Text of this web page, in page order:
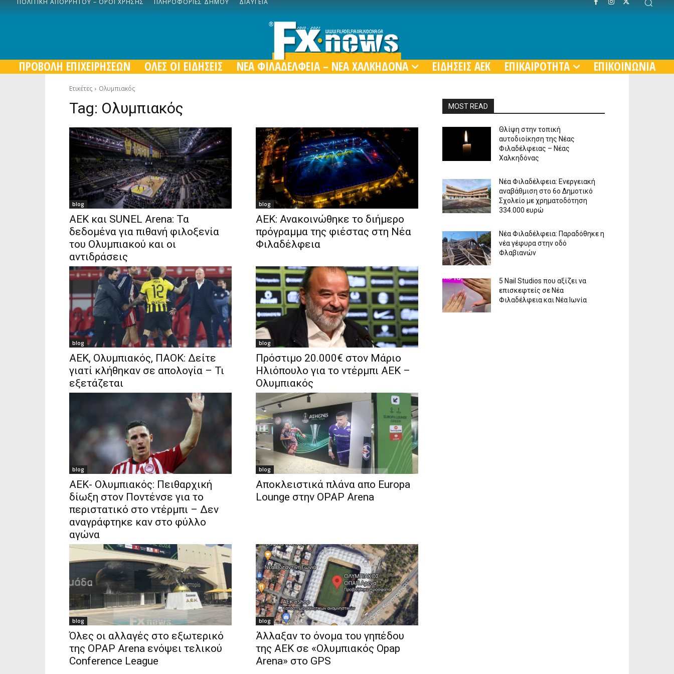
ΠΡΟΒΟΛΗ ΕΠΙΧΕΙΡΗΣΕΩΝ ΟΛΕΣ ΟΙ ΕΙΔΗΣΕΙΣ ΝΕΑ ΦΙΛΑΔΕΛΦΕΙΑ – ΝΕΑ ΧΑΛΚΗΔΟΝΑ ΕΙΔΗΣΕΙΣ ΑΕΚ ΕΠΙΚΑΙΡΟΤΗΤΑ ΕΠΙΚΟΙΝΩΝΙΑ
Ετικέτες Ολυμπιακός
Tag: Ολυμπιακός
blog
ΑΕΚ και SUNEL Arena: Τα
δεδομένα για πιθανή φιλοξενία
του Ολυμπιακού και οι
αντιδράσεις
blog
ΑΕΚ: Ανακοινώθηκε το διήμερο
πρόγραμμα της φιέστας στη Νέα
Φιλαδέλφεια
blog
ΑΕΚ, Ολυμπιακός, ΠΑΟΚ: Δείτε
γιατί κλήθηκαν σε απολογία – Τι
εξετάζεται
blog
Πρόστιμο 20.000€ στον Μάριο
Ηλιόπουλο για το ντέρμπι ΑΕΚ –
Ολυμπιακός
blog
ΑΕΚ- Ολυμπιακός: Πειθαρχική
δίωξη στον Ποντένσε για το
περιστατικό στο ντέρμπι – Δεν
αναγράφτηκε καν στο φύλλο
αγώνα
blog
Αποκλειστικά πλάνα απο Europa
Lounge στην OPAP Arena
blog
Όλες οι αλλαγές στο εξωτερικό
της OPAP Arena ενόψει τελικού
Conference League
blog
Άλλαξαν το όνομα του γηπέδου
της ΑΕΚ σε «Ολυμπιακός Opap
Arena» στο GPS
MOST READ
Θλίψη στην τοπική
αυτοδιοίκηση της Νέας
Φιλαδέλφειας – Νέας
Χαλκηδόνας
Νέα Φιλαδέλφεια: Ενεργειακή
αναβάθμιση στο 6ο Δημοτικό
Σχολείο με χρηματοδότηση
334.000 ευρώ
Νέα Φιλαδέλφεια: Παραδόθηκε η
νέα γέφυρα στην οδό
Φλαβιανών
5 Nail Studios που αξίζει να
επισκεφτείς σε Νέα
Φιλαδέλφεια και Νέα Ιωνία